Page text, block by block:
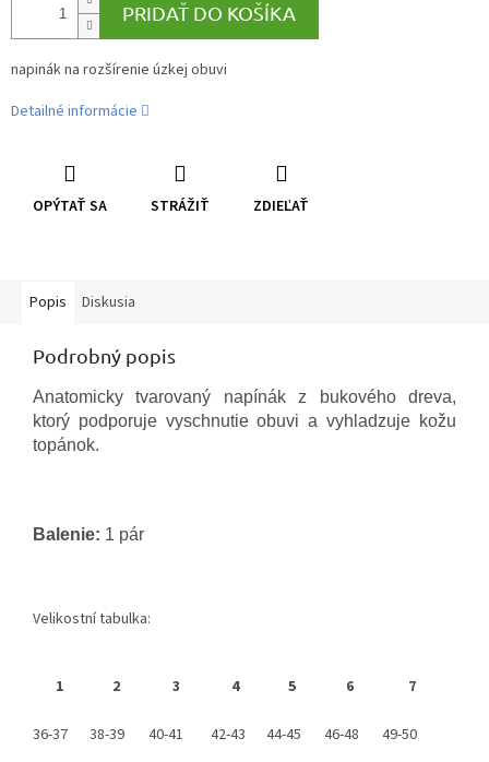
PRIDAŤ DO KOŠÍKA
napinák na rozšírenie úzkej obuvi
Detailné informácie
OPÝTAŤ SA STRÁŽIŤ ZDIEĽAŤ
Popis Diskusia
Podrobný popis
Anatomicky tvarovaný napínák z bukového dreva,
ktorý podporuje vyschnutie obuvi a vyhladzuje kožu
topánok.
Balenie: 1 pár
Velikostní tabulka:
1 2 3 4 5 6 7
36-37 38-39 40-41 42-43 44-45 46-48 49-50